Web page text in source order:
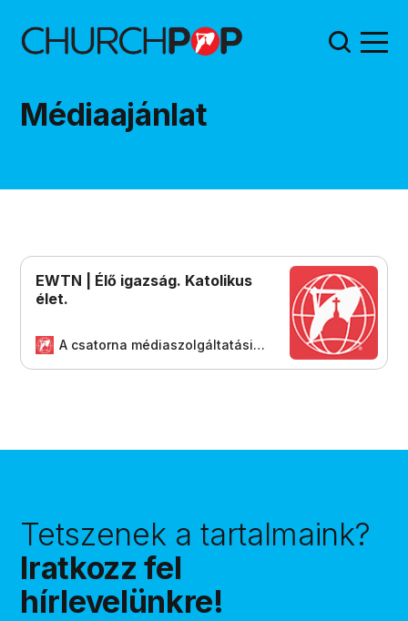
Médiaajánlat
EWTN | Élő igazság. Katolikus
élet.
A csatorna médiaszolgáltatási tevékenységét/műszaki fejlesztését a Médiatanács a Médiatanács Támogatási Program keretében támogatja
Tetszenek a tartalmaink?
Iratkozz fel
hírlevelünkre!